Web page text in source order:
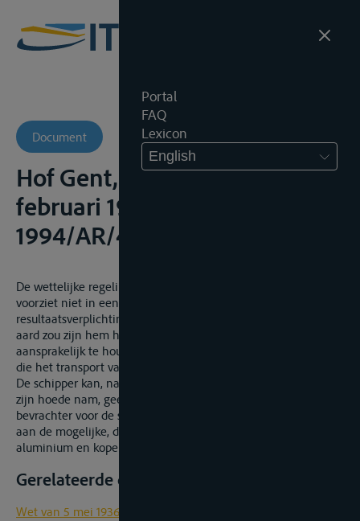
Portal
FAQ
Lexicon
English
Document
Hof Gent, 7de Kamer, 28
februari 1996, onuitg.,
1994/AR/423
De wettelijke regeling met betrekking tot de rivierbevrachting
voorziet niet in een vermoeden van fout noch een
resultaatsverplichting in hoofde van de bevrachter, die van
aard zou zijn hem hoe dan ook tegenover de schipper
aansprakelijk te houden voor de beschadiging van het schip,
die het transport van goederen kan meebrengen.
De schipper kan, nadat hij de goederen op zijn schip onder
zijn hoede nam, geen verhaal meer uitoefenen op de
bevrachter voor de schade die moet toegeschreven worden
aan de mogelijke, doch niet gekende wisselwerking tussen
aluminium en koper.
Gerelateerde documenten
Wet van 5 mei 1936 op de binnenbevrachting